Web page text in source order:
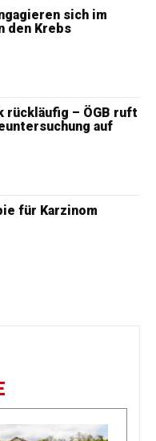
sich im
den Krebs
rückläufig – ÖGB ruft
auf
für Karzinom